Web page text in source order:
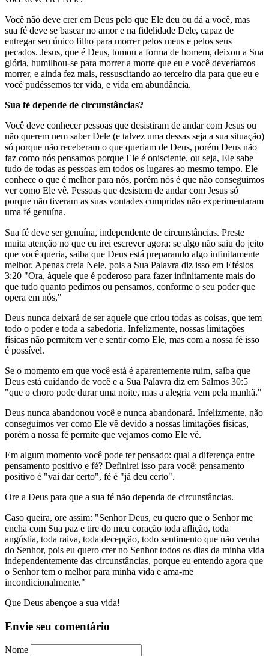
Você não deve crer em Deus pelo que Ele deu ou dá a você, mas
sua fé deve se basear no amor e na fidelidade Dele, capaz de
entregar seu único filho para morrer pelos meus e pelos seus
pecados. Jesus, que é Deus, tomou a forma de homem, deixou a Sua
glória, humilhou-se para morrer a morte que eu e você deveríamos
morrer, e ainda fez mais, ressuscitando ao terceiro dia para que eu e
você pudéssemos ter vida, e vida em abundância.
Sua fé depende de circunstâncias?
Você deve conhecer pessoas que desistiram de andar com Jesus ou
não querem nem saber Dele (e talvez uma dessas seja a sua situação)
só porque não receberam o que queriam de Deus, porém Deus não
faz como nós pensamos porque Ele é onisciente, ou seja, Ele sabe
tudo de todas as pessoas em todos os lugares ao mesmo tempo. Ele
conhece o que é melhor para nós, porém nós é que não conseguimos
ver como Ele vê. Pessoas que desistem de andar com Jesus só
porque não tiveram as suas vontades cumpridas não experimentaram
uma fé genuína.
Sua fé deve ser genuína, independente de circunstâncias. Preste
muita atenção no que eu irei escrever agora: se algo não saiu do jeito
que você queria, saiba que Deus está preparando algo infinitamente
melhor. Apenas creia Nele, pois a Sua Palavra diz isso em Efésios
3:20 "Ora, àquele que é poderoso para fazer infinitamente mais do
que tudo quanto pedimos ou pensamos, conforme o seu poder que
opera em nós,"
Deus nunca deixará de ser aquele que criou todas as coisas, que tem
todo o poder e toda a sabedoria. Infelizmente, nossas limitações
físicas não permitem ver e sentir como Ele, mas com a nossa fé isso
é possível.
Se o momento em que você está é aparentemente ruim, saiba que
Deus está cuidando de você e a Sua Palavra diz em Salmos 30:5
"que o choro pode durar uma noite, mas a alegria vem pela manhã."
Deus nunca abandonou você e nunca abandonará. Infelizmente, não
conseguimos ver como Ele vê devido a nossas limitações físicas,
porém a nossa fé permite que vejamos como Ele vê.
Em algum momento você pode ter pensado: qual a diferença entre
pensamento positivo e fé? Definirei isso para você: pensamento
positivo é "vai dar certo", fé é "já deu certo".
Ore a Deus para que a sua fé não dependa de circunstâncias.
Caso queira, ore assim: "Senhor Deus, eu quero que o Senhor me
encha com Sua paz e tire do meu coração toda aflição, toda
angústia, toda raiva, toda decepção, todo sentimento que não venha
do Senhor, pois eu quero crer no Senhor todos os dias da minha vida
independentemente das circunstâncias, porque eu entendo agora que
o Senhor tem o melhor para minha vida e ama-me
incondicionalmente."
Que Deus abençoe a sua vida!
Envie seu comentário
Nome